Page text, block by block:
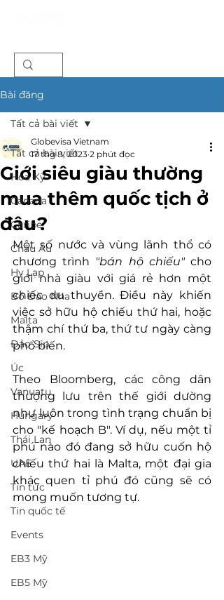
Bài đăng
Tất cả bài viết
Hoa Kỳ
Canada
Caribe
Châu Âu
Hy Lạp
Bồ Đào Nha
Malta
Đảo Síp
Úc
Vanuatu
Hungary
Thái Lan
UAE
Tin tức
Tin quốc tế
Events
EB3 Mỹ
EB5 Mỹ
Tất cả bài viết
Giới siêu giàu thường
mua thêm quốc tịch ở
đâu?
Globevisa Vietnam
17 thg 8, 2023 2 phút đọc
Một số nước và vùng lãnh thổ có
chương trình "bán hộ chiếu" cho
giới nhà giàu với giá rẻ hơn một
chiếc du thuyền. Điều này khiến
việc sở hữu hộ chiếu thứ hai, hoặc
thậm chí thứ ba, thứ tư ngày càng
phổ biến.
Theo Bloomberg, các công dân
thượng lưu trên thế giới dường
như luôn trong tình trạng chuẩn bị
cho "kế hoạch B". Ví dụ, nếu một tỉ
phú nào đó đang sở hữu cuốn hộ
chiếu thứ hai là Malta, một đại gia
khác quen tỉ phú đó cũng sẽ có
mong muốn tương tự.